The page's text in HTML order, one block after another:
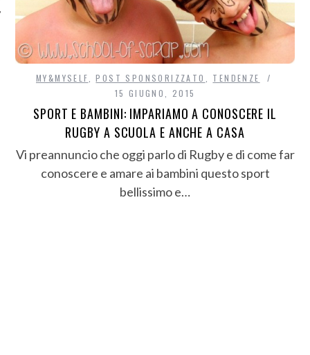
MY&MYSELF,POST SPONSORIZZATO , TENDENZE
15 GIUGNO, 2015
SPORT E BAMBINI: IMPARIAMO A CONOSCERE IL
RUGBY A SCUOLA E ANCHE A CASA
Vi preannuncio che oggi parlo di Rugby e di come far
conoscere e amare ai bambini questo sport
bellissimo e…